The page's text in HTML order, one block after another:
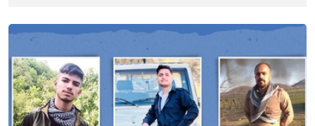
بۆ شەش کەس زیادی کرد